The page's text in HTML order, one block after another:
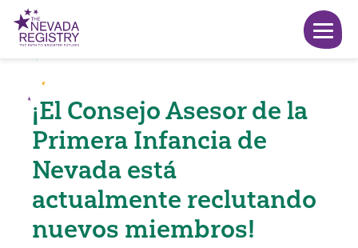
¡El Consejo Asesor de la
Primera Infancia de
Nevada está
actualmente reclutando
nuevos miembros!